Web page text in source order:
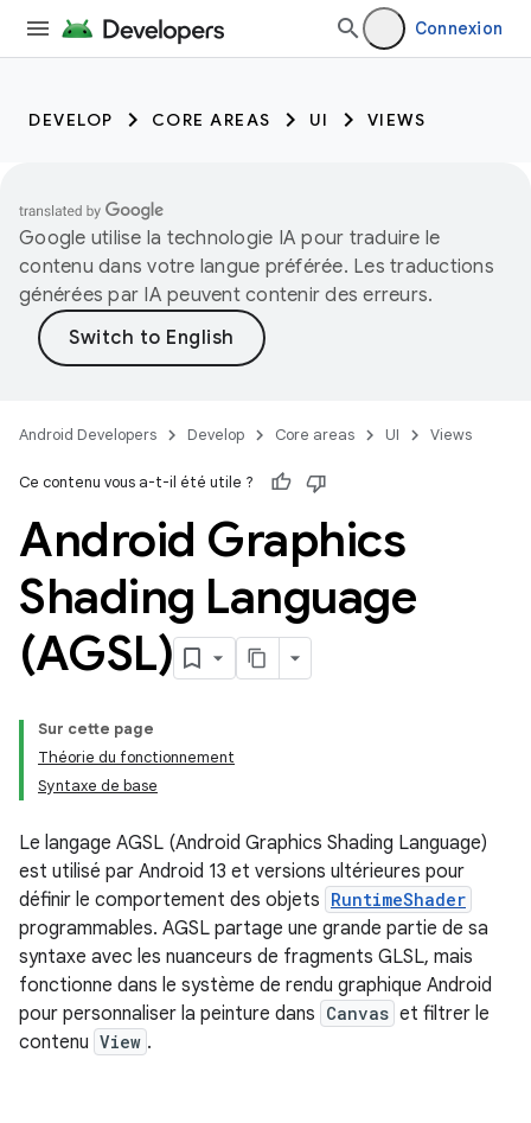
Connexion
DEVELOP CORE AREAS UI VIEWS
Google utilise la technologie IA pour traduire le
contenu dans votre langue préférée. Les traductions
générées par IA peuvent contenir des erreurs.
Android Developers Develop Core areas UI Views
Ce contenu vous a-t-il été utile ?
Android Graphics
Shading Language
(AGSL)
Sur cette page
Théorie du fonctionnement
Syntaxe de base
Le langage AGSL (Android Graphics Shading Language)
est utilisé par Android 13 et versions ultérieures pour
définir le comportement des objets RuntimeShader
programmables. AGSL partage une grande partie de sa
syntaxe avec les nuanceurs de fragments GLSL, mais
fonctionne dans le système de rendu graphique Android
pour personnaliser la peinture dans Canvas et filtrer le
contenu View .